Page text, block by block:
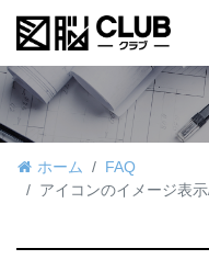
ホーム
FAQ
アイコンのイメージ表